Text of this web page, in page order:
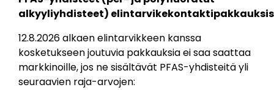
alkyyliyhdisteet)
12.8.2026 alkaen elintarvikkeen kanssa
kosketukseen joutuvia pakkauksia ei saa saattaa
markkinoille, jos ne sisältävät PFAS-yhdisteitä yli
seuraavien raja-arvojen: